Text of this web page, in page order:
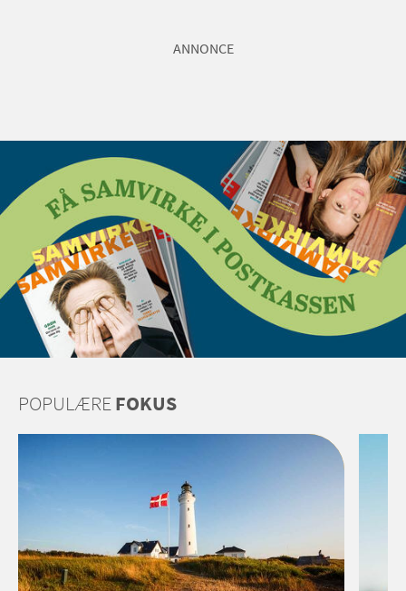
ANNONCE
POPULÆREFOKUS